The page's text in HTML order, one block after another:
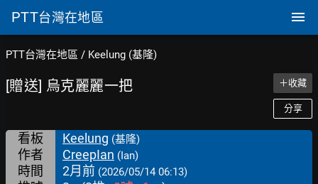
PTT台灣在地區
PTT台灣在地區 / Keelung (基隆)
[贈送] 烏克麗麗一把 ＋收藏
分享
看板 Keelung (基隆)
作者 CreepIan (Ian)
時間 2月前 (2026/05/14 06:13)